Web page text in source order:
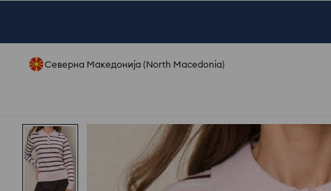
Северна Македонија (North Macedonia)